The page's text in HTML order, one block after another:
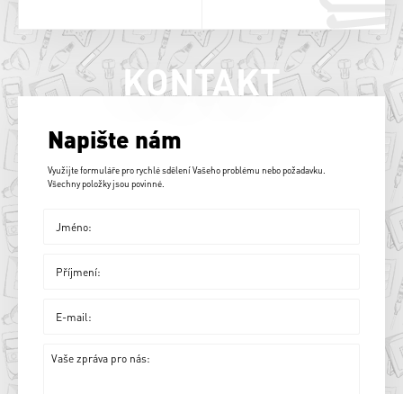
KONTAKT
Napište nám
Využijte formuláře pro rychlé sdělení Vašeho problému nebo požadavku.
Všechny položky jsou povinné.